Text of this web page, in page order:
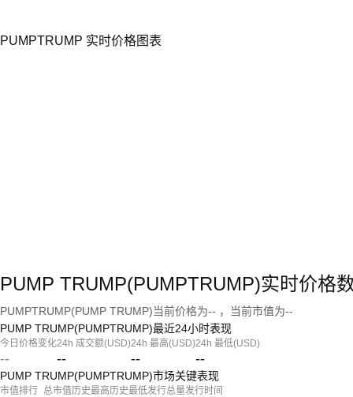
PUMPTRUMP 实时价格图表
PUMP TRUMP(PUMPTRUMP)实时价格
PUMPTRUMP(PUMP TRUMP)当前价格为-- ，当前市值为--
PUMP TRUMP(PUMPTRUMP)最近24小时表现
今日价格变化
--
24h 成交额(USD)
--
24h 最高(USD)
--
24h 最低(USD)
--
PUMP TRUMP(PUMPTRUMP)市场关键表现
市值排行 总市值历史最高历史最低发行总量发行时间